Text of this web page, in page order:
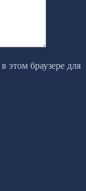
этом браузере для